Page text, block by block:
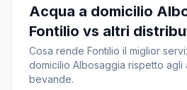
Acqua a domicilio
Fontilio vs altri
Cosa rende Fontilio il miglior
domicilio Albosaggia rispetto agli
bevande.